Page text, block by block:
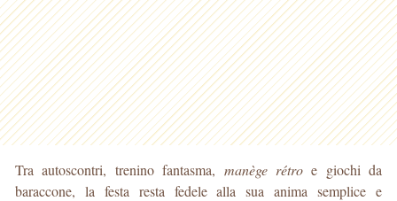
Tra autoscontri, trenino fantasma, manège rétroe giochi da
baraccone, la festa resta fedele alla sua anima semplice e